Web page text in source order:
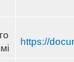
https://